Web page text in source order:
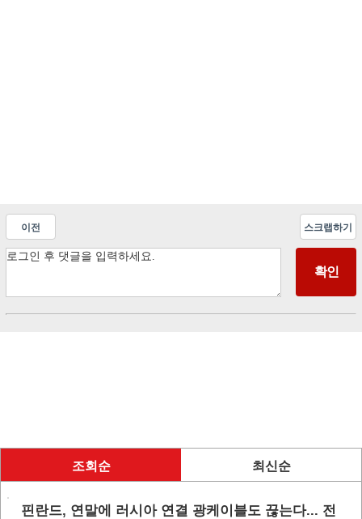
이전 스크랩하기
조회순 최신순
핀란드, 연말에 러시아 연결 광케이블도 끊는다... 전